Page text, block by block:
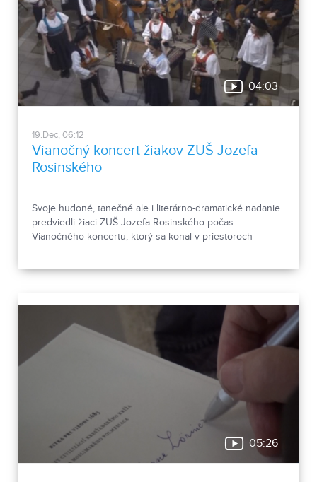
04:03
19.Dec, 06:12
Vianočný koncert žiakov ZUŠ Jozefa
Rosinského
Svoje hudoné, tanečné ale i literárno-dramatické nadanie
predviedli žiaci ZUŠ Jozefa Rosinského počas
Vianočného koncertu, ktorý sa konal v priestoroch
05:26